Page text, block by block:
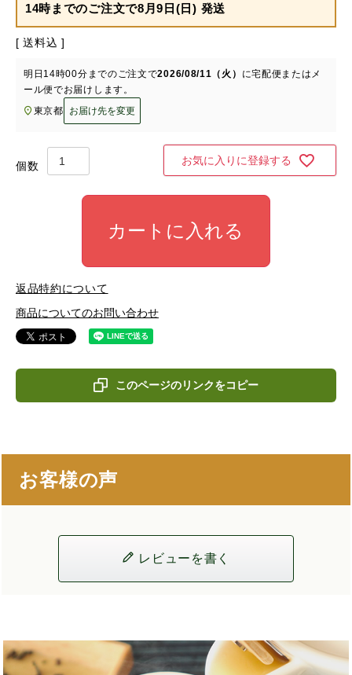
14時までのご注文で8月9日(日) 発送
送料込
明日 14時00分 までのご注文で2026/08/11（火） に宅配便またはメ
ール便でお届けします。
東京都
お届け先を変更
お気に入りに登録する
カートに入れる
返品特約について
商品についてのお問い合わせ
このページのリンクをコピー
お客様の声
レビューを書く